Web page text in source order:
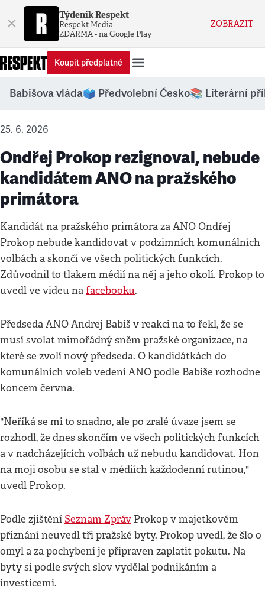
× Týdeník Respekt
Respekt Media
ZDARMA - na Google Play
ZOBRAZIT
Koupit předplatné
Babišova vláda🗳️ Předvolební Česko📚 Literární
25. 6. 2026
Ondřej Prokop rezignoval, nebude
kandidátem ANO na pražského
primátora
Kandidát na pražského primátora za ANO Ondřej
Prokop nebude kandidovat v podzimních komunálních
volbách a skončí ve všech politických funkcích.
Zdůvodnil to tlakem médií na něj a jeho okolí. Prokop to
uvedl ve videu nafacebooku.
Předseda ANO Andrej Babiš v reakci na to řekl, že se
musí svolat mimořádný sněm pražské organizace, na
které se zvolí nový předseda. O kandidátkách do
komunálních voleb vedení ANO podle Babiše rozhodne
koncem června.
"Neříká se mi to snadno, ale po zralé úvaze jsem se
rozhodl, že dnes skončím ve všech politických funkcích
a v nadcházejících volbách už nebudu kandidovat. Hon
na moji osobu se stal v médiích každodenní rutinou,"
uvedl Prokop.
Podle zjištění Seznam Zpráv Prokop v majetkovém
přiznání neuvedl tři pražské byty. Prokop uvedl, že šlo o
omyl a za pochybení je připraven zaplatit pokutu. Na
byty si podle svých slov vydělal podnikáním a
investicemi.